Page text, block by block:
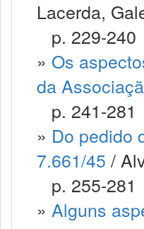
Lacerda,
p. 229-240
» Os
da
p. 241-281
» Do pedido
7.661/45 /
p. 255-281
» Alguns